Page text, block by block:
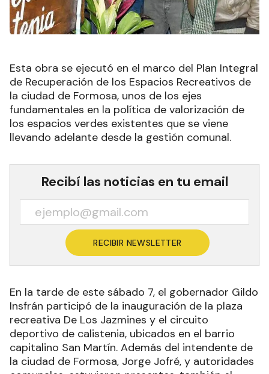
Esta obra se ejecutó en el marco del Plan Integral
de Recuperación de los Espacios Recreativos de
la ciudad de Formosa, unos de los ejes
fundamentales en la política de valorización de
los espacios verdes existentes que se viene
llevando adelante desde la gestión comunal.
Recibí las noticias en tu email
RECIBIR NEWSLETTER
En la tarde de este sábado 7, el gobernador Gildo
Insfrán participó de la inauguración de la plaza
recreativa De Los Jazmines y el circuito
deportivo de calistenia, ubicados en el barrio
capitalino San Martín. Además del intendente de
la ciudad de Formosa, Jorge Jofré, y autoridades